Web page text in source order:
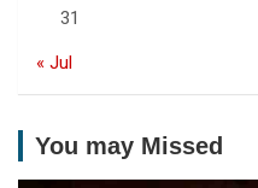
31
« Jul
You may Missed